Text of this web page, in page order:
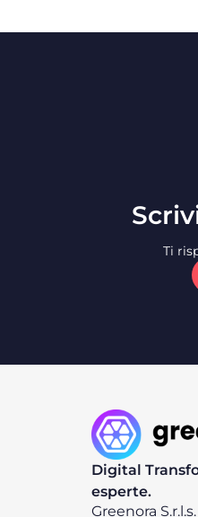
Ti
Digital
esperte.
Greenora S.r.l.s.